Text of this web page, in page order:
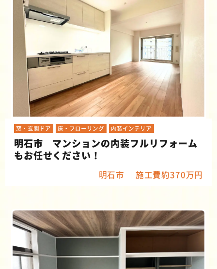
窓・玄関ドア 床・フローリング 内装インテリア
明石市 マンションの内装フルリフォーム
もお任せください！
明石市 施工費約370万円